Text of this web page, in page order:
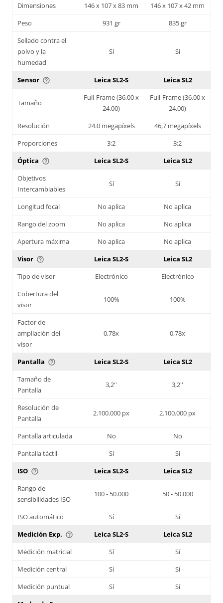
Dimensiones 146 x 107 x 83 mm
146 x 107 x 42 mm
Peso
931 gr
835 gr
Sellado contra el
polvo y la
humedad
Sí Sí
Sensor help_outline Leica SL2-S Leica SL2
Tamaño
Full-Frame (36,00 x
24,00)
Full-Frame (36,00 x
24,00)
Resolución
24.0 megapíxels
46,7 megapíxels
Proporciones
3:2
3:2
Óptica help_outline Leica SL2-S
Leica SL2
Objetivos
Intercambiables
Sí Sí
Longitud focal No aplica
No aplica
Rango del zoom
No aplica
No aplica
Apertura máxima
No aplica
No aplica
Visor help_outline Leica SL2-S
Leica SL2
Tipo de visor
Electrónico
Electrónico
Cobertura del
visor
100% 100%
Factor de
ampliación del
visor
0,78x 0,78x
Pantalla help_outline Leica SL2-S
Leica SL2
Tamaño de
Pantalla
3,2'' 3,2''
Resolución de
Pantalla
2.100.000 px 2.100.000 px
Pantalla articulada No
No
Pantalla táctil
Sí
Sí
ISO help_outline Leica SL2-S
Leica SL2
Rango de
sensibilidades ISO
100 - 50.000 50 - 50.000
ISO automático Sí
Sí
Medición Exp. help_outline Leica SL2-S
Leica SL2
Medición matricial
Sí
Sí
Medición central
Sí
Sí
Medición puntual
Sí
Sí